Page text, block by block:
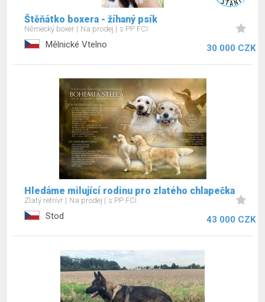
Štěňátko boxera - žíhaný psík
Německý boxer Na prodej s PP FCI
Mělnické Vtelno 30 000 CZK
Hledáme milující rodinu pro zlatého chlapečka
Zlatý retrívr Na prodej s PP FCI
Stod 43 000 CZK